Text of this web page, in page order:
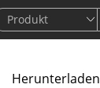
Herunterladen